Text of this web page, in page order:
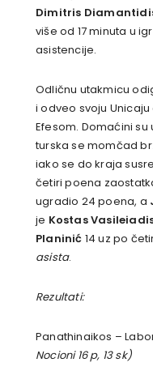
Dimitris
više od 17 minuta u
asistencije.
Odličnu utakmicu
i odveo svoju
Efesom. Domaćini su
turska se momčad
iako se do kraja
četiri poena
ugradio 24 poena, a
je Kostas
Planinić 14 uz po
asista.
Rezultati:
Panathinaikos –
Nocioni 16 p, 13 sk)